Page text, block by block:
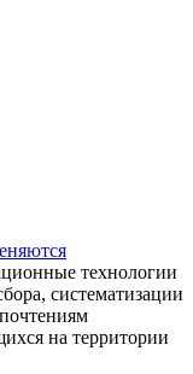
технологии
систематизации
на территории